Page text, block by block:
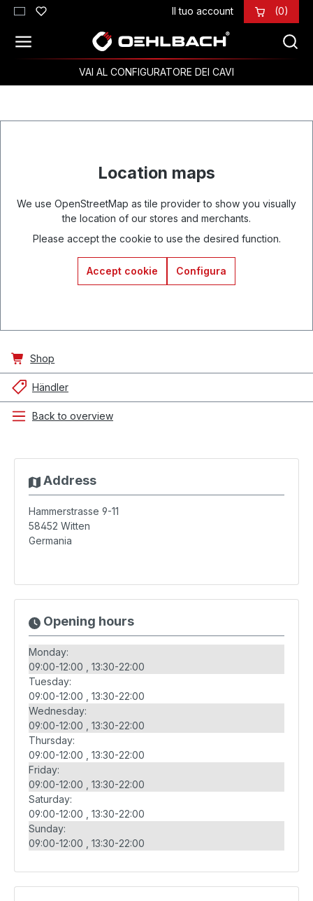
Passa al contenuto principale Il tuo account (0)
VAI AL CONFIGURATORE DEI CAVI
Location maps
We use OpenStreetMap as tile provider to show you visually
the location of our stores and merchants.
Please accept the cookie to use the desired function.
Accept cookie Configura
Shop
Händler
Back to overview
Address
Hammerstrasse 9-11
58452 Witten
Germania
Opening hours
Monday:
09:00-12:00
13:30-22:00
Tuesday:
09:00-12:00
13:30-22:00
Wednesday:
09:00-12:00
13:30-22:00
Thursday:
09:00-12:00
13:30-22:00
Friday:
09:00-12:00
13:30-22:00
Saturday:
09:00-12:00
13:30-22:00
Sunday:
09:00-12:00
13:30-22:00